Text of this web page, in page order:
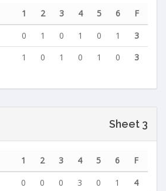
1 2 3 4 5 6
F
0 1 0 1 0 1
3
1 0 1 0 1 0 3
Sheet 3
1 2 3 4 5 6
F
0 0 0 3 0 1
4